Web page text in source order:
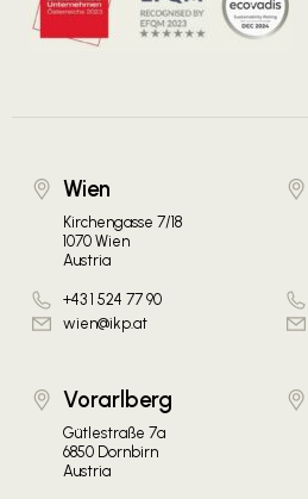
Wien
Kirchengasse 7/18
1070 Wien
Austria
+43 1 524 77 90
wien@ikp.at
Vorarlberg
Gütlestraße 7a
6850 Dornbirn
Austria